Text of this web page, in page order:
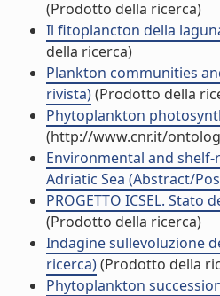
(Prodotto della ricerca)
Il fitoplancton della
della ricerca)
Plankton communities
rivista)(Prodotto della
Phytoplankton
(http://www.cnr.it/
Environmental and
Adriatic Sea (Abstract/
PROGETTO ICSEL.
(Prodotto della ricerca)
Indagine
ricerca)(Prodotto della
Phytoplankton